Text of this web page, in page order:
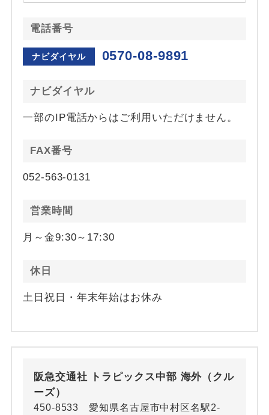
電話番号
ナビダイヤル 0570-08-9891
ナビダイヤル
一部のIP電話からはご利用いただけません。
FAX番号
052-563-0131
営業時間
月～金9:30～17:30
休日
土日祝日・年末年始はお休み
阪急交通社 トラピックス中部 海外（クル
ーズ）
450-8533 愛知県名古屋市中村区名駅2-